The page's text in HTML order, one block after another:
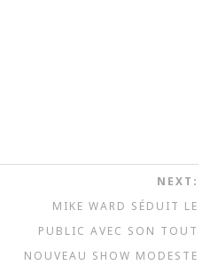
NEXT:
MIKE WARD SÉDUIT LE
PUBLIC AVEC SON TOUT
NOUVEAU SHOW MODESTE